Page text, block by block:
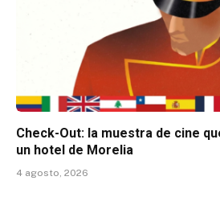
Check-Out: la muestra de cine
un hotel de Morelia
4 agosto, 2026